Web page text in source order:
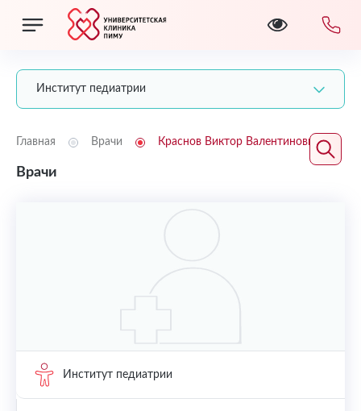
Институт педиатрии
Главная Врачи Краснов Виктор Валентинович
Врачи
Институт педиатрии